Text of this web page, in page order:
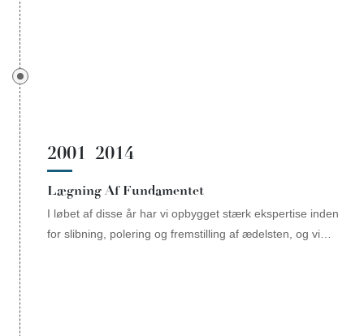
2001–2014
Lægning Af Fundamentet
I løbet af disse år har vi opbygget stærk ekspertise inden
for slibning, polering og fremstilling af ædelsten, og vi